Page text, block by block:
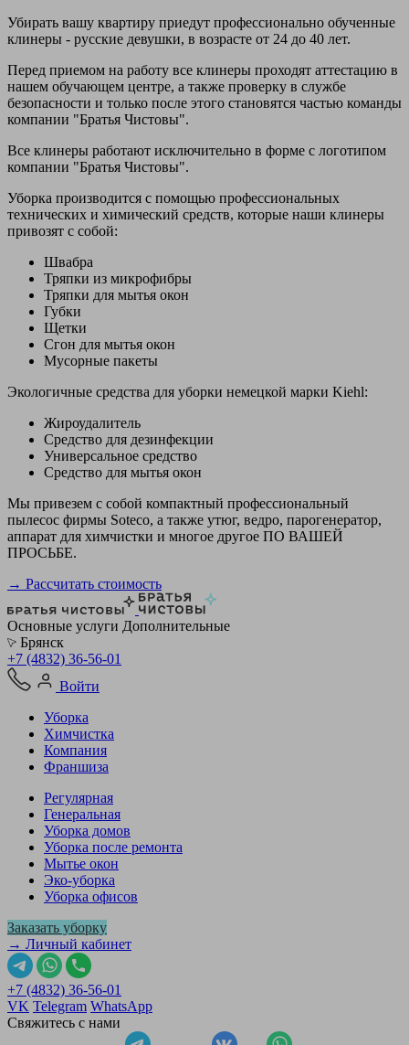
Убирать вашу квартиру приедут профессионально обученные
клинеры - русские девушки, в возрасте от 24 до 40 лет.
Перед приемом на работу все клинеры проходят аттестацию в
нашем обучающем центре, а также проверку в службе
безопасности и только после этого становятся частью команды
компании "Братья Чистовы".
Все клинеры работают исключительно в форме с логотипом
компании "Братья Чистовы".
Уборка производится с помощью профессиональных
технических и химический средств, которые наши клинеры
привозят с собой:
Швабра
Тряпки из микрофибры
Тряпки для мытья окон
Губки
Щетки
Сгон для мытья окон
Мусорные пакеты
Экологичные средства для уборки немецкой марки Kiehl:
Жироудалитель
Средство для дезинфекции
Универсальное средство
Средство для мытья окон
Мы привезем с собой компактный профессиональный
пылесос фирмы Soteco, а также утюг, ведро, парогенератор,
аппарат для химчистки и многое другое ПО ВАШЕЙ
ПРОСЬБЕ.
→ Рассчитать стоимость
Основные услуги Дополнительные
Брянск
+7 (4832) 36-56-01
Войти
Уборка
Химчистка
Компания
Франшиза
Регулярная
Генеральная
Уборка домов
Уборка после ремонта
Мытье окон
Эко-уборка
Уборка офисов
Заказать уборку
→ Личный кабинет
+7 (4832) 36-56-01
VK Telegram WhatsApp
Свяжитесь с нами